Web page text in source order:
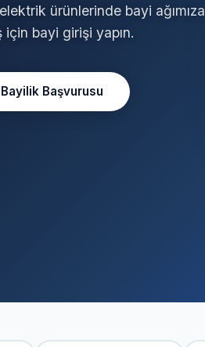
ürünlerinde bayi ağımıza
için bayi girişi yapın.
Bayilik Başvurusu